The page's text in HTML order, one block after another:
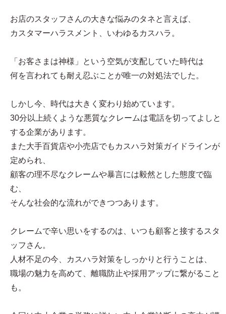
お店のスタッフさんの大きな悩みのタネと言えば、
カスタマーハラスメント、いわゆるカスハラ。
「お客さまは神様」という空気が支配していた時代は
何を言われても耐え忍ぶことが唯一の対処法でした。
しかし今、時代は大きく変わり始めています。
30分以上続くような悪質なクレームは電話を切ってよしと
する企業があります。
また大手百貨店や小売店でもカスハラ対策ガイドラインが
定められ、
顧客の理不尽なクレームや暴言には毅然とした態度で臨
む、
そんな社会的な流れができつつあります。
クレームで辛い思いをするのは、いつも顧客と接するスタ
ッフさん。
人材不足の今、カスハラ対策をしっかりと行うことは、
職場の魅力を高めて、離職防止や採用アップに繋がること
も。